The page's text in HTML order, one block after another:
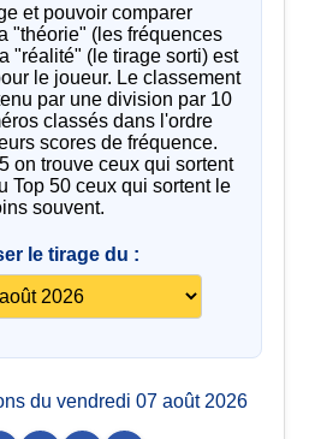
et pouvoir comparer
"théorie" (les fréquences
"réalité" (le tirage sorti) est
le joueur. Le classement
par une division par 10
classés dans l'ordre
scores de fréquence.
on trouve ceux qui sortent
Top 50 ceux qui sortent le
souvent.
le tirage du :
du vendredi 07 août 2026